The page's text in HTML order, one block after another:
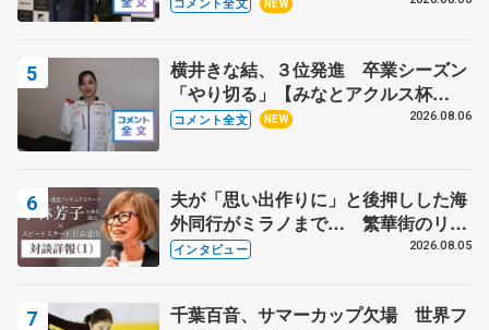
NEW
横井きな結、３位発進 卒業シーズン
「やり切る」【みなとアクルス杯
SP】
コメント全文 NEW 2026.08.06
夫が「思い出作りに」と後押しした海
外同行がミラノまで… 繁華街のリン
クでは不良のお兄さんも味方に 小林
インタビュー 2026.08.05
千葉百音、サマーカップ欠場 世界フ